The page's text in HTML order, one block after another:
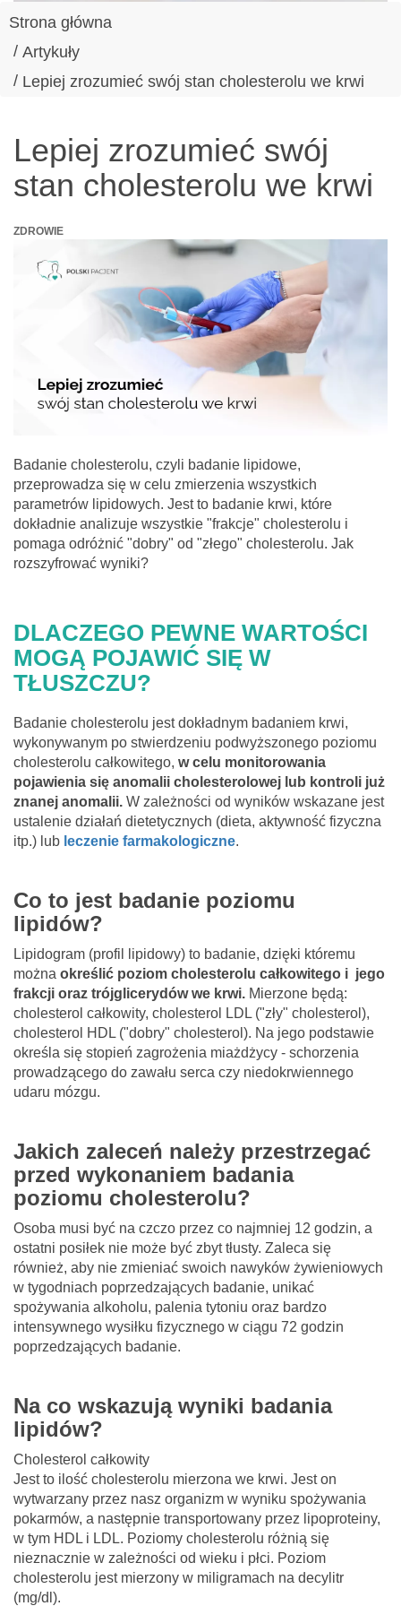
Strona główna
Artykuły
Lepiej zrozumieć swój stan cholesterolu we krwi
Lepiej zrozumieć swój
stan cholesterolu we krwi
ZDROWIE
Badanie cholesterolu, czyli badanie lipidowe,
przeprowadza się w celu zmierzenia wszystkich
parametrów lipidowych. Jest to badanie krwi, które
dokładnie analizuje wszystkie "frakcje" cholesterolu i
pomaga odróżnić "dobry" od "złego" cholesterolu. Jak
rozszyfrować wyniki?
DLACZEGO PEWNE WARTOŚCI
MOGĄ POJAWIĆ SIĘ W
TŁUSZCZU?
Badanie cholesterolu jest dokładnym badaniem krwi,
wykonywanym po stwierdzeniu podwyższonego poziomu
cholesterolu całkowitego, w celu monitorowania
pojawienia się anomalii cholesterolowej lub kontroli już
znanej anomalii. W zależności od wyników wskazane jest
ustalenie działań dietetycznych (dieta, aktywność fizyczna
itp.) lub leczenie farmakologiczne.
Co to jest badanie poziomu
lipidów?
Lipidogram (profil lipidowy) to badanie, dzięki któremu
można określić poziom cholesterolu całkowitego i jego
frakcji oraz trójglicerydów we krwi. Mierzone będą:
cholesterol całkowity, cholesterol LDL ("zły" cholesterol),
cholesterol HDL ("dobry" cholesterol). Na jego podstawie
określa się stopień zagrożenia miażdżycy - schorzenia
prowadzącego do zawału serca czy niedokrwiennego
udaru mózgu.
Jakich zaleceń należy przestrzegać
przed wykonaniem badania
poziomu cholesterolu?
Osoba musi być na czczo przez co najmniej 12 godzin, a
ostatni posiłek nie może być zbyt tłusty. Zaleca się
również, aby nie zmieniać swoich nawyków żywieniowych
w tygodniach poprzedzających badanie, unikać
spożywania alkoholu, palenia tytoniu oraz bardzo
intensywnego wysiłku fizycznego w ciągu 72 godzin
poprzedzających badanie.
Na co wskazują wyniki badania
lipidów?
Cholesterol całkowity
Jest to ilość cholesterolu mierzona we krwi. Jest on
wytwarzany przez nasz organizm w wyniku spożywania
pokarmów, a następnie transportowany przez lipoproteiny,
w tym HDL i LDL. Poziomy cholesterolu różnią się
nieznacznie w zależności od wieku i płci. Poziom
cholesterolu jest mierzony w miligramach na decylitr
(mg/dl).